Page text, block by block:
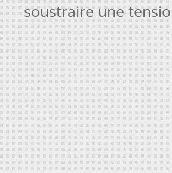
soustraire une